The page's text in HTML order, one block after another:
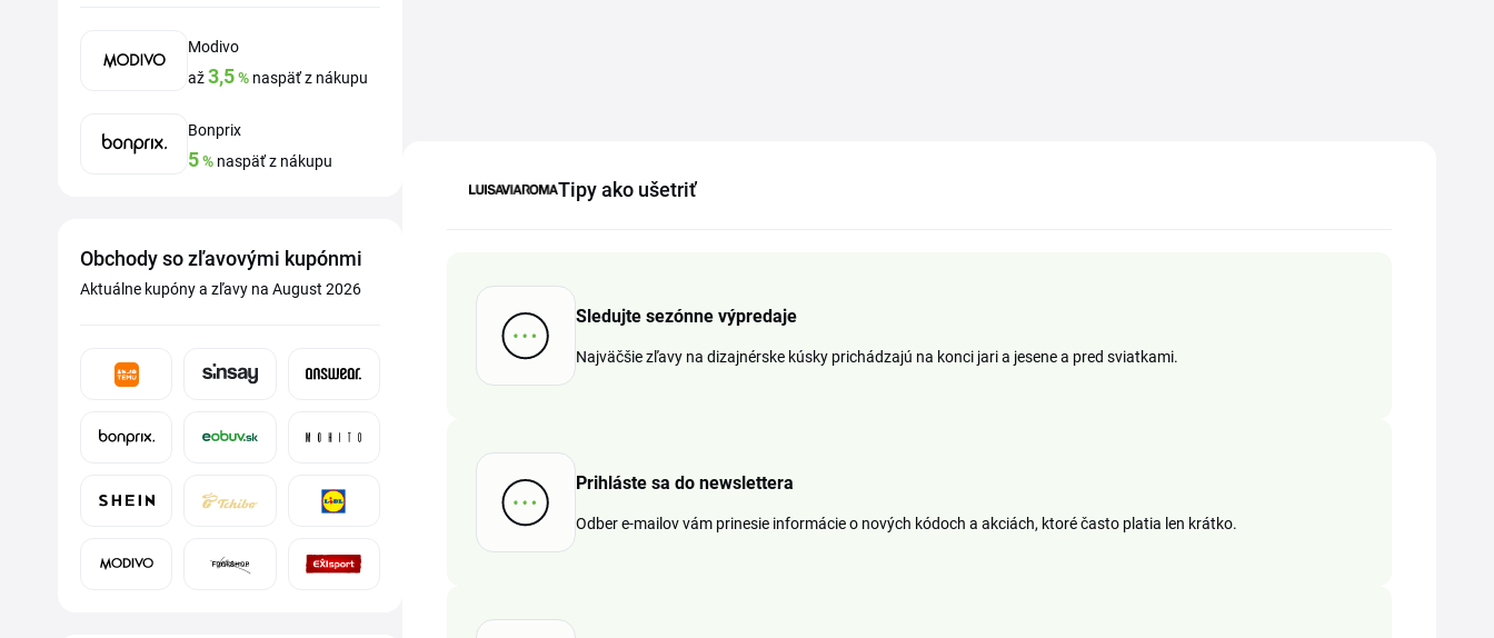
Modivo
až3,5% naspäť z nákupu
Bonprix
5% naspäť z nákupu
Obchody so zľavovými kupónmi
Aktuálne kupóny a zľavy na August 2026
Tipy ako ušetriť
Sledujte sezónne výpredaje
Najväčšie zľavy na dizajnérske kúsky prichádzajú na konci jari a jesene a pred sviatkami.
Prihláste sa do newslettera
Odber e-mailov vám prinesie informácie o nových kódoch a akciách, ktoré často platia len krátko.